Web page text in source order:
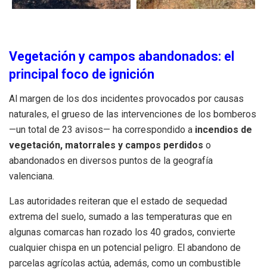
Vegetación y campos abandonados: el
principal foco de ignición
Al margen de los dos incidentes provocados por causas
naturales, el grueso de las intervenciones de los bomberos
—un total de 23 avisos— ha correspondido a incendios de
vegetación, matorrales y campos perdidos o
abandonados en diversos puntos de la geografía
valenciana.
Las autoridades reiteran que el estado de sequedad
extrema del suelo, sumado a las temperaturas que en
algunas comarcas han rozado los 40 grados, convierte
cualquier chispa en un potencial peligro. El abandono de
parcelas agrícolas actúa, además, como un combustible